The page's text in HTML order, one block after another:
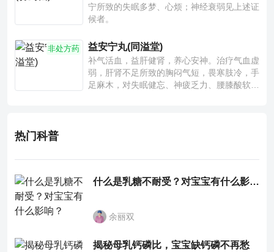
宁所致的失眠多梦、心烦；神经衰弱见上述证
候者。
非处方药 益安宁丸(同溢堂)
补气活血，益肝健肾，养心安神。治疗气血虚
弱，肝肾不足所致的胸闷气短，畏寒肢冷，手
足麻木，对失眠健忘、神疲乏力、腰膝酸软也
热门科普
什么是乳糖不耐受？对宝宝有什么影响？
余丽双
揭秘母乳钙磷比，宝宝缺钙磷不再愁